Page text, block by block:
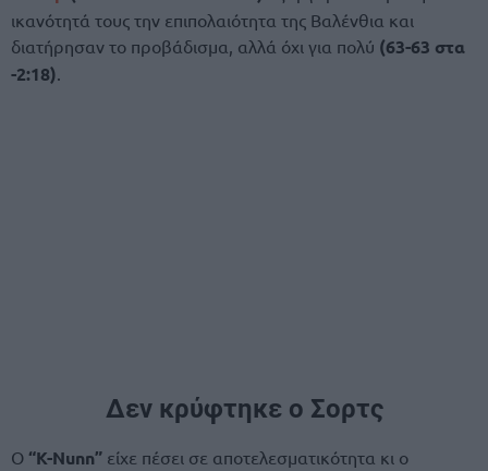
ικανότητά τους την επιπολαιότητα της Βαλένθια και
διατήρησαν το προβάδισμα, αλλά όχι για πολύ (63-63 στα
-2:18)
Δεν κρύφτηκε ο Σορτς
Ο “K-Nunn” είχε πέσει σε αποτελεσματικότητα κι ο